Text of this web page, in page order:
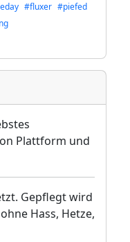
#fluxer #piefed
Plattform und
Gepflegt wird
Hass, Hetze,